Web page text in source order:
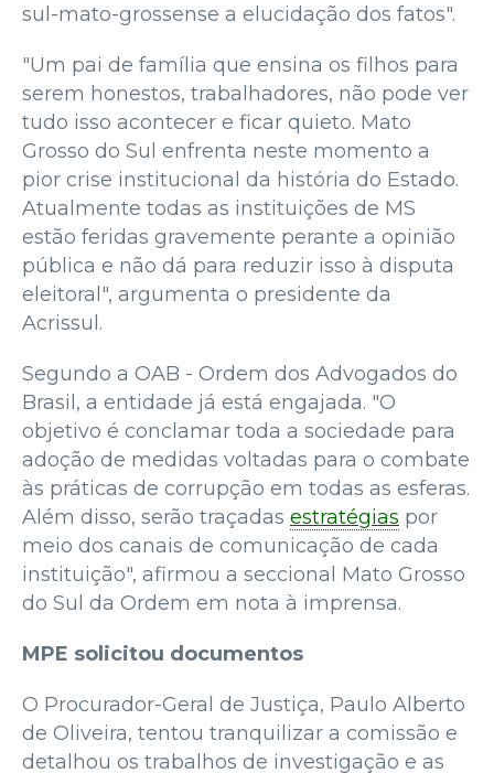
sul-mato-grossense a elucidação dos fatos".
"Um pai de família que ensina os filhos para
serem honestos, trabalhadores, não pode ver
tudo isso acontecer e ficar quieto. Mato
Grosso do Sul enfrenta neste momento a
pior crise institucional da história do Estado.
Atualmente todas as instituições de MS
estão feridas gravemente perante a opinião
pública e não dá para reduzir isso à disputa
eleitoral", argumenta o presidente da
Acrissul.
Segundo a OAB - Ordem dos Advogados do
Brasil, a entidade já está engajada. "O
objetivo é conclamar toda a sociedade para
adoção de medidas voltadas para o combate
às práticas de corrupção em todas as esferas.
Além disso, serão traçadas estratégias por
meio dos canais de comunicação de cada
instituição", afirmou a seccional Mato Grosso
do Sul da Ordem em nota à imprensa.
MPE solicitou documentos
O Procurador-Geral de Justiça, Paulo Alberto
de Oliveira, tentou tranquilizar a comissão e
detalhou os trabalhos de investigação e as